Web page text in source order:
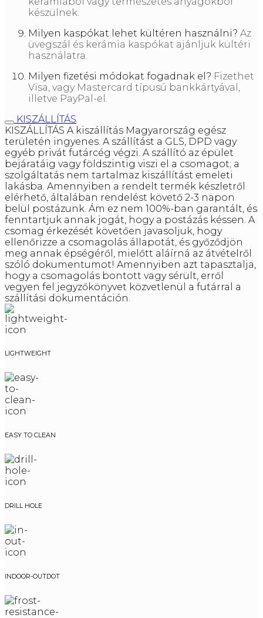
készülnek.
Milyen kaspókat lehet kültéren használni? Az
üvegszál és kerámia kaspókat ajánljuk kültéri
használatra.
Milyen fizetési módokat fogadnak el? Fizethet
Visa, vagy Mastercard típusú bankkártyával,
illetve PayPal-el.
KISZÁLLÍTÁS
KISZÁLLÍTÁS A kiszállítás Magyarország egész
területén ingyenes. A szállítást a GLS, DPD vagy
egyéb privát futárcég végzi. A szállító az épület
bejáratáig vagy földszintig viszi el a csomagot; a
szolgáltatás nem tartalmaz kiszállítást emeleti
lakásba. Amennyiben a rendelt termék készletről
elérhető, általában rendelést követő 2-3 napon
belül postázunk. Ám ez nem 100%-ban garantált, és
fenntartjuk annak jogát, hogy a postázás késsen. A
csomag érkezését követően javasoljuk, hogy
ellenőrizze a csomagolás állapotát, és győződjön
meg annak épségéről, mielőtt aláírná az átvételről
szóló dokumentumot! Amennyiben azt tapasztalja,
hogy a csomagolás bontott vagy sérült, erről
vegyen fel jegyzőkönyvet közvetlenül a futárral a
szállítási dokumentáción.
LIGHTWEIGHT
EASY TO CLEAN
DRILL HOLE
INDOOR-OUTDOT